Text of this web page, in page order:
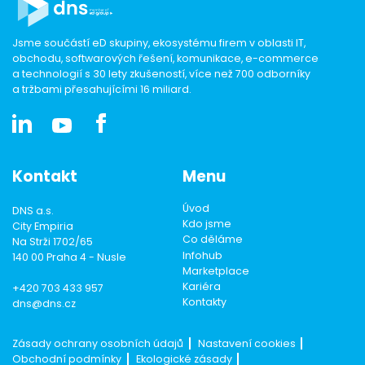
Jsme součástí eD skupiny, ekosystému firem v oblasti IT,
obchodu, softwarových řešení, komunikace, e-commerce
a technologií s 30 lety zkušeností, více než 700 odborníky
a tržbami přesahujícími 16 miliard.
Kontakt
DNS a.s.
City Empiria
Na Strži 1702/65
140 00 Praha 4 - Nusle
+420 703 433 957
dns@dns.cz
Menu
Úvod
Kdo jsme
Co děláme
Infohub
Marketplace
Kariéra
Kontakty
Zásady ochrany osobních údajů
Nastavení cookies
Obchodní podmínky
Ekologické zásady